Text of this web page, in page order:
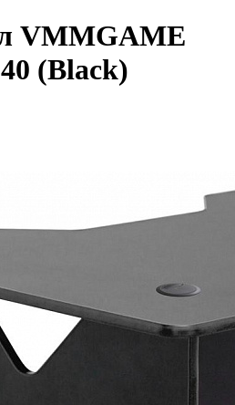
VMMGAME
(Black)